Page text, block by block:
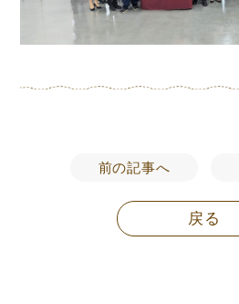
前の記事へ
戻る